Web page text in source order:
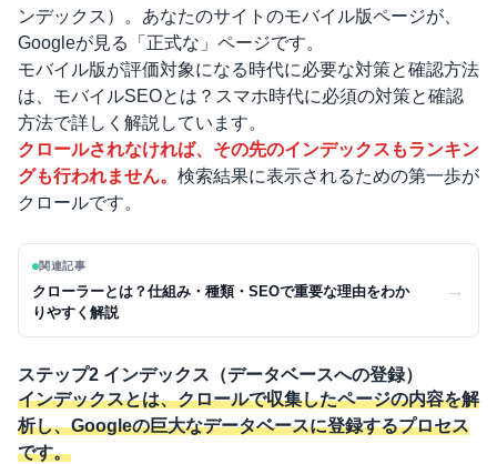
ンデックス）。あなたのサイトのモバイル版ページが、
Googleが見る「正式な」ページです。
モバイル版が評価対象になる時代に必要な対策と確認方法
は、 モバイルSEOとは？スマホ時代に必須の対策と確認
方法で詳しく解説しています。
クロールされなければ、その先のインデックスもランキン
グも行われません。 検索結果に表示されるための第一歩が
クロールです。
関連記事
クローラーとは？仕組み・種類・SEOで重要な理由をわか
りやすく解説
→
ステップ2 インデックス（データベースへの登録）
インデックスとは、クロールで収集したページの内容を解
析し、Googleの巨大なデータベースに登録するプロセス
です。